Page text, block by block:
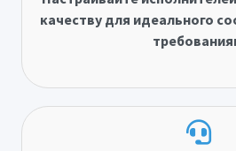
качеству для идеального